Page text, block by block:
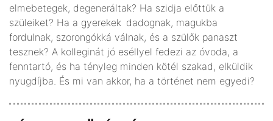
elmebetegek, degeneráltak? Ha szidja előttük a
szüleiket? Ha a gyerekek dadognak, magukba
fordulnak, szorongókká válnak, és a szülők panaszt
tesznek? A kolleginát jó eséllyel fedezi az óvoda, a
fenntartó, és ha tényleg minden kötél szakad, elküldik
nyugdíjba. És mi van akkor, ha a történet nem egyedi?